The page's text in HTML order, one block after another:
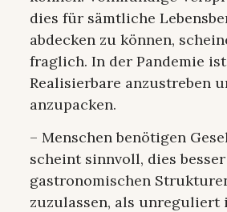
dies für sämtliche
abdecken zu können,
fraglich. In der Pandemie
Realisierbare anzustreben
anzupacken.
– Menschen benötigen
scheint sinnvoll, dies
gastronomischen
zuzulassen, als unreguliert